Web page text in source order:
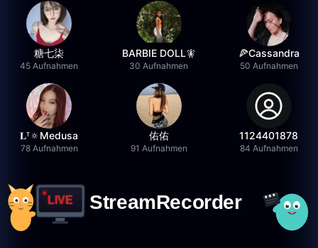
糖七柒
45 Aufnahmen
BARBIE DOLL🧚
30 Aufnahmen
🍕Cassandra
50 Aufnahmen
𝐋ᵀ🔅Medusa
78 Aufnahmen
佑佑
91 Aufnahmen
1124401878
84 Aufnahmen